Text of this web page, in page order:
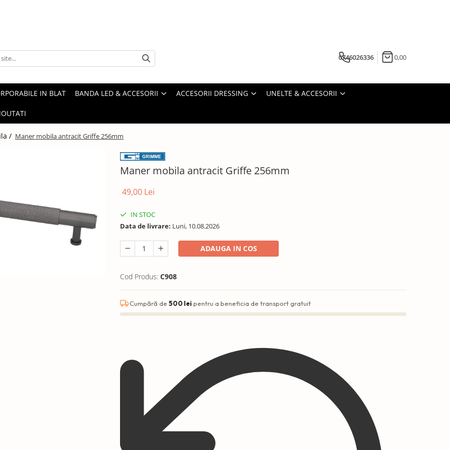
0746026336 0,00
IN BLAT BANDA LED & ACCESORII ACCESORII DRESSING UNELTE & ACCESORII
/ Maner mobila antracit Griffe 256mm
Maner mobila antracit Griffe 256mm
49,00 Lei
IN STOC
Data de livrare: Luni, 10.08.2026
ADAUGA IN COS
Cod Produs: C908
Cumpără de 500 lei pentru a beneficia de transport gratuit